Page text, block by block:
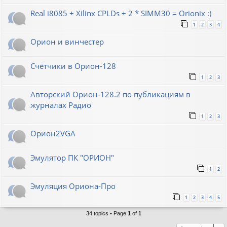
Real i8085 + Xilinx CPLDs + 2 * SIMM30 = Orionix :)
1 2 3 4
Орион и винчестер
Счётчики в Орион-128
1 2 3
Авторский Орион-128.2 по публикациям в
журналах Радио
1 2 3
Орион2VGA
Эмулятор ПК "ОРИОН"
1 2
Эмуляция Ориона-Про
1 2 3 4 5
34 topics • Page 1 of 1